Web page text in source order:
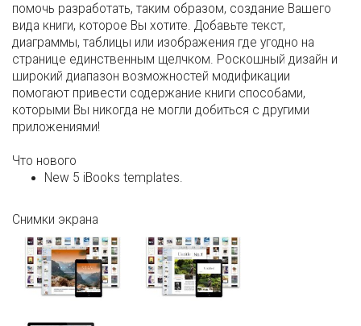
помочь разработать, таким образом, создание Вашего
вида книги, которое Вы хотите. Добавьте текст,
диаграммы, таблицы или изображения где угодно на
странице единственным щелчком. Роскошный дизайн и
широкий диапазон возможностей модификации
помогают привести содержание книги способами,
которыми Вы никогда не могли добиться с другими
приложениями!
Что нового
New 5 iBooks templates.
Снимки экрана